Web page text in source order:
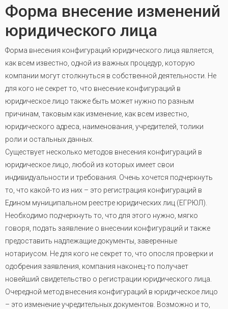
Форма внесение изменений
юридического лица
Форма внесения конфигураций юридического лица является,
как всем известно, одной из важных процедур, которую
компании могут столкнуться в собственной деятельности. Не
для кого не секрет то, что внесение конфигураций в
юридическое лицо также быть может нужно по разным
причинам, таковым как изменение, как всем известно,
юридического адреса, наименования, учредителей, толики
роли и остальных данных.
Существует несколько методов внесения конфигураций в
юридическое лицо, любой из которых имеет свои
индивидуальности и требования. Очень хочется подчеркнуть
то, что какой-то из них – это регистрация конфигураций в
Едином муниципальном реестре юридических лиц (ЕГРЮЛ).
Необходимо подчеркнуть то, что для этого нужно, мягко
говоря, подать заявление о внесении конфигураций и также
предоставить надлежащие документы, заверенные
нотариусом. Не для кого не секрет то, что опосля проверки и
одобрения заявления, компания наконец-то получает
новейший свидетельство о регистрации юридического лица.
Очередной метод внесения конфигураций в юридическое лицо
– это изменение учредительных документов. Возможно и то,